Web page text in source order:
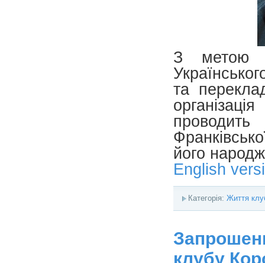
З метою
та
проводить
його
English
Категорія: Життя
клубу